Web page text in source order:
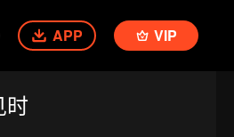
APP VIP
时